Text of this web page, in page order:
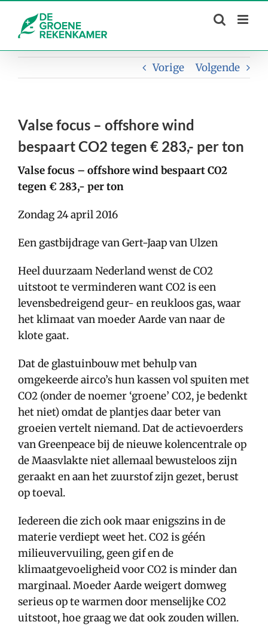
content
Vorige Volgende
Valse focus – offshore wind
bespaart CO2 tegen € 283,- per ton
Valse focus – offshore wind bespaart CO2
tegen € 283,- per ton
Zondag 24 april 2016
Een gastbijdrage van Gert-Jaap van Ulzen
Heel duurzaam Nederland wenst de CO2
uitstoot te verminderen want CO2 is een
levensbedreigend geur- en reukloos gas, waar
het klimaat van moeder Aarde van naar de
klote gaat.
Dat de glastuinbouw met behulp van
omgekeerde airco’s hun kassen vol spuiten met
CO2 (onder de noemer ‘groene’ CO2, je bedenkt
het niet) omdat de plantjes daar beter van
groeien vertelt niemand. Dat de actievoerders
van Greenpeace bij de nieuwe kolencentrale op
de Maasvlakte niet allemaal bewusteloos zijn
geraakt en aan het zuurstof zijn gezet, berust
op toeval.
Iedereen die zich ook maar enigszins in de
materie verdiept weet het. CO2 is géén
milieuvervuiling, geen gif en de
klimaatgevoeligheid voor CO2 is minder dan
marginaal. Moeder Aarde weigert domweg
serieus op te warmen door menselijke CO2
uitstoot, hoe graag we dat ook zouden willen.